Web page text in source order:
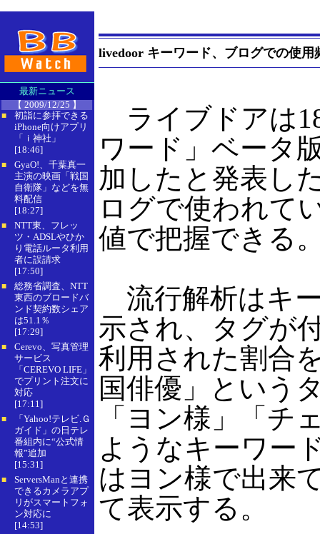
最新ニュース
【 2009/12/25 】
■
初詣に参拝できる
iPhone向けアプリ
「ｉ神社」
[18:46]
■
GyaO!、千葉真一
主演の映画「戦国
自衛隊」などを無
料配信
[18:27]
■
NTT東、フレッ
ツ・ADSLやひか
り電話ルータ利用
者に誤請求
[17:50]
■
総務省調査、NTT
東西のブロードバ
ンド契約数シェア
は51.1％
[17:29]
■
Cerevo、写真管理
サービス
「CEREVO LIFE」
でプリント注文に
対応
[17:11]
■
「Yahoo!テレビ.Ｇ
ガイド」の日テレ
番組内に“公式情
報”追加
[15:31]
■
ServersManと連携
できるカメラアプ
リがスマートフォ
ン対応に
[14:53]
livedoor キーワード、ブログでの使
ライブドアは
ワード」ベータ
加したと発表し
ログで使われて
値で把握できる
流行解析はキ
示され、タグが
利用された割合
国俳優」という
「ヨン様」「チ
ようなキーワー
はヨン様で出来
て表示する。